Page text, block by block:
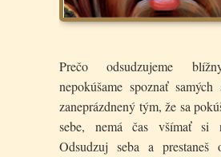
Prečo odsudzujeme
nepokúšame spoznať
zaneprázdnený tým, že sa
sebe, nemá čas všímať si
Odsudzuj seba a prestaneš